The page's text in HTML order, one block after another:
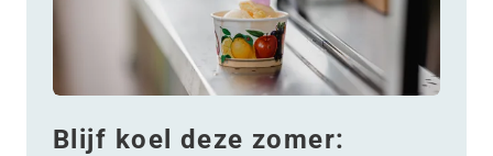
Blijf koel deze zomer: